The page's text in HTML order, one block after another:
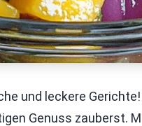
und leckere
Genuss zauberst.